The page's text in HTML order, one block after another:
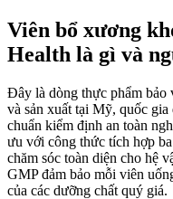
Viên bổ xương
Health là gì và
Đây là dòng thực phẩm bảo
và sản xuất tại Mỹ, quốc
chuẩn kiểm định an toàn
ưu với công thức tích hợp
chăm sóc toàn diện cho hệ
GMP đảm bảo mỗi viên
của các dưỡng chất quý giá.